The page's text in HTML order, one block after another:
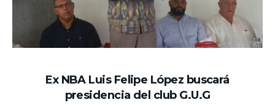
Ex NBA Luis Felipe López buscará
presidencia del club G.U.G